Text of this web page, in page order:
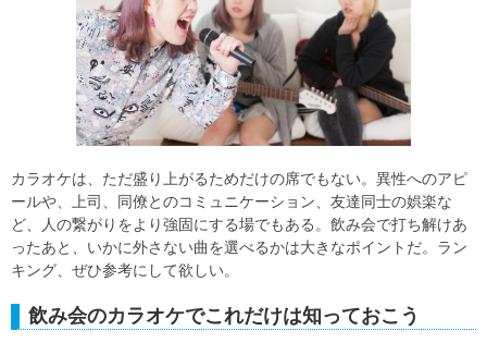
カラオケは、ただ盛り上がるためだけの席でもない。異性へのアピ
ールや、上司、同僚とのコミュニケーション、友達同士の娯楽な
ど、人の繋がりをより強固にする場でもある。飲み会で打ち解けあ
ったあと、いかに外さない曲を選べるかは大きなポイントだ。ラン
キング、ぜひ参考にして欲しい。
飲み会のカラオケでこれだけは知っておこう